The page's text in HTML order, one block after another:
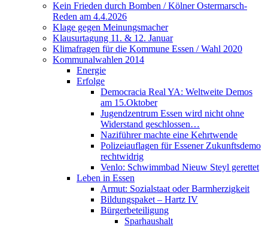
Kein Frieden durch Bomben / Kölner Ostermarsch-
Reden am 4.4.2026
Klage gegen Meinungsmacher
Klausurtagung 11. & 12. Januar
Klimafragen für die Kommune Essen / Wahl 2020
Kommunalwahlen 2014
Energie
Erfolge
Democracia Real YA: Weltweite Demos
am 15.Oktober
Jugendzentrum Essen wird nicht ohne
Widerstand geschlossen…
Naziführer machte eine Kehrtwende
Polizeiauflagen für Essener Zukunftsdemo
rechtwidrig
Venlo: Schwimmbad Nieuw Steyl gerettet
Leben in Essen
Armut: Sozialstaat oder Barmherzigkeit
Bildungspaket – Hartz IV
Bürgerbeteiligung
Sparhaushalt